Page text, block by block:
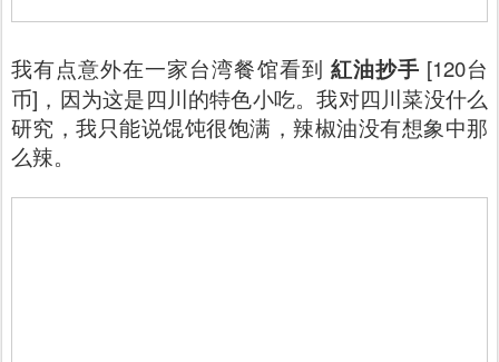
我有点意外在一家台湾餐馆看到 紅油抄手 [120台
币]，因为这是四川的特色小吃。我对四川菜没什么
研究，我只能说馄饨很饱满，辣椒油没有想象中那
么辣。